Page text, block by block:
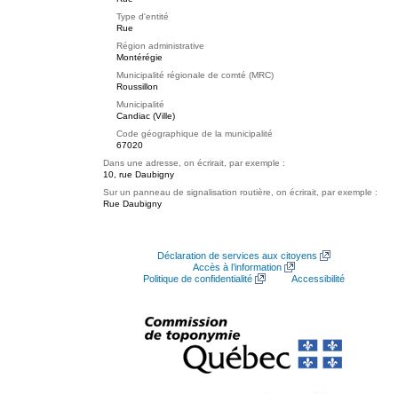
Type d'entité
Rue
Région administrative
Montérégie
Municipalité régionale de comté (MRC)
Roussillon
Municipalité
Candiac (Ville)
Code géographique de la municipalité
67020
Dans une adresse, on écrirait, par exemple :
10, rue Daubigny
Sur un panneau de signalisation routière, on écrirait, par exemple :
Rue Daubigny
Déclaration de services aux citoyens
Accès à l’information
Politique de confidentialité
Accessibilité